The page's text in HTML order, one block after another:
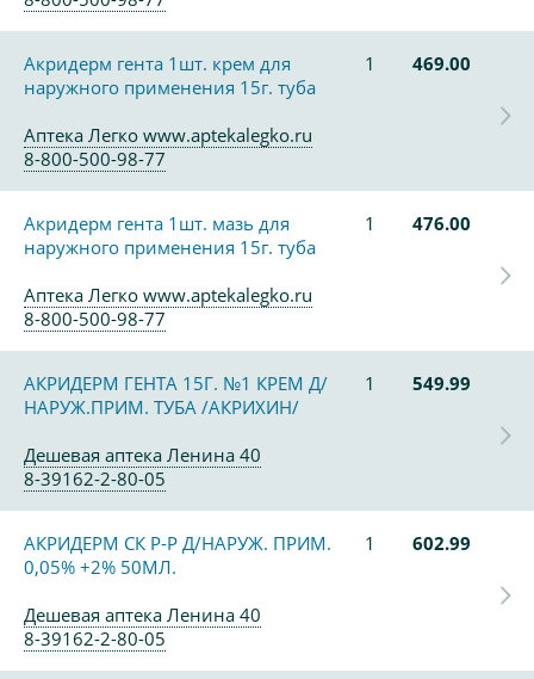
Акридерм гента 1шт. крем для
наружного применения 15г. туба
1 469.00
Аптека Легко www.aptekalegko.ru
8-800-500-98-77
Акридерм гента 1шт. мазь для
наружного применения 15г. туба
1 476.00
Аптека Легко www.aptekalegko.ru
8-800-500-98-77
АКРИДЕРМ ГЕНТА 15Г. №1 КРЕМ Д/
НАРУЖ.ПРИМ. ТУБА /АКРИХИН/
1 549.99
Дешевая аптека Ленина 40
8-39162-2-80-05
АКРИДЕРМ СК Р-Р Д/НАРУЖ. ПРИМ.
0,05% +2% 50МЛ.
1 602.99
Дешевая аптека Ленина 40
8-39162-2-80-05